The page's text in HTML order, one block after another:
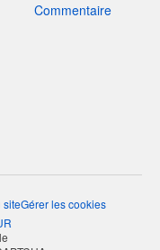
Commentaire
siteGérer les cookies